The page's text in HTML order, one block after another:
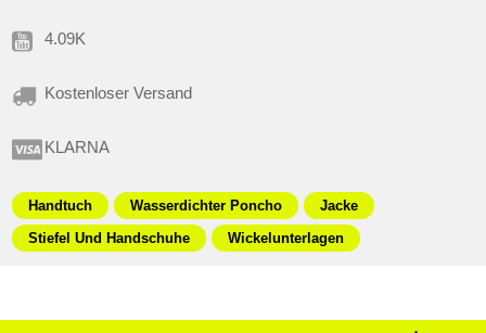
4.09K
Kostenloser Versand
KLARNA
Handtuch Wasserdichter Poncho
Jacke
Stiefel Und Handschuhe
Wickelunterlagen